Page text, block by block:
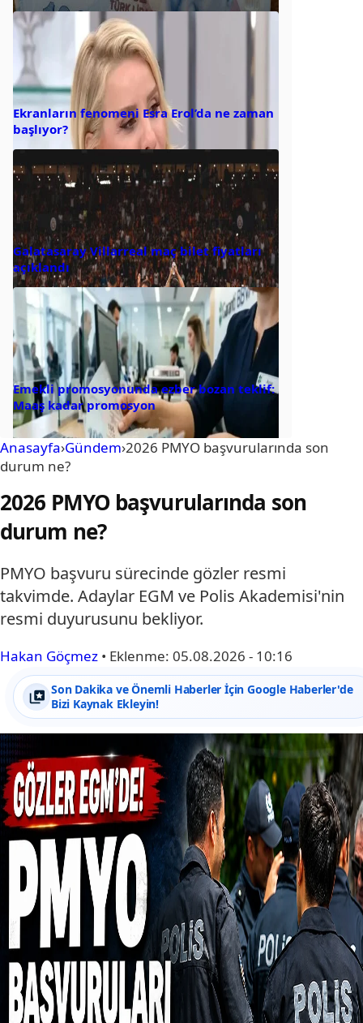
Ekranların fenomeni Esra Erol’da ne zaman
başlıyor?
Galatasaray Villarreal maç bilet fiyatları
açıklandı
Emekli promosyonunda ezber bozan teklif:
Maaş kadar promosyon
Anasayfa›Gündem›2026 PMYO başvurularında son
durum ne?
2026 PMYO başvurularında son
durum ne?
PMYO başvuru sürecinde gözler resmi
takvimde. Adaylar EGM ve Polis Akademisi'nin
resmi duyurusunu bekliyor.
Hakan Göçmez • Eklenme: 05.08.2026 - 10:16
Son Dakika ve Önemli Haberler İçin Google Haberler'de
Bizi Kaynak Ekleyin!